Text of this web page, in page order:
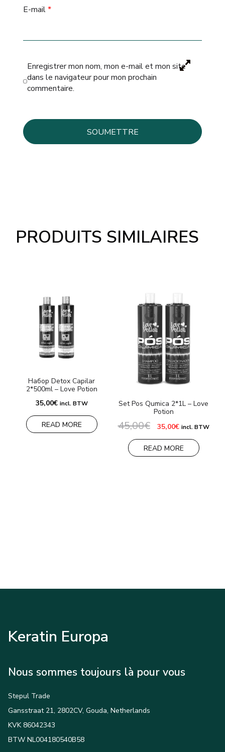
E-mail*
Enregistrer mon nom, mon e-mail et mon site
dans le navigateur pour mon prochain
commentaire.
PRODUITS SIMILAIRES
Набор Detox Capilar
2*500ml – Love Potion
35,00€ incl. BTW
READ MORE
Set Pos Qumica 2*1L – Love
Potion
45,00€ Le
prix
initial
était :
45,00€.
35,00€Le
actuel
est :
35,00€.
incl. BTW
READ MORE
Keratin Europa
Nous sommes toujours là pour vous
Stepul Trade
Gansstraat 21, 2802CV, Gouda, Netherlands
KVK 86042343
BTW NL004180540B58